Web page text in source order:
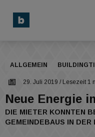
ALLGEMEIN
29. Juli 2019 / Lesezeit 1
Neue Energie
DIE MIETER KONNTEN
GEMEINDEBAUS IN DER